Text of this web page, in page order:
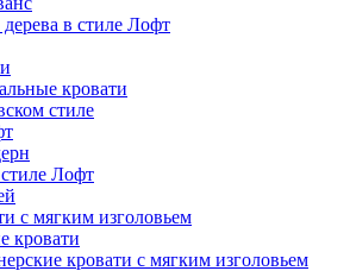
в стиле Лофт
кровати
стиле
Лофт
с мягким изголовьем
кровати
кровати с мягким изголовьем